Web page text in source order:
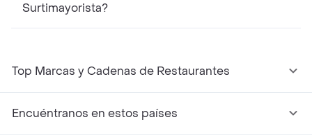
Surtimayorista?
Top Marcas y Cadenas de Restaurantes
Encuéntranos en estos países